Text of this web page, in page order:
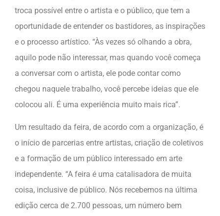
troca possível entre o artista e o público, que tem a
oportunidade de entender os bastidores, as inspirações
e o processo artístico. “Às vezes só olhando a obra,
aquilo pode não interessar, mas quando você começa
a conversar com o artista, ele pode contar como
chegou naquele trabalho, você percebe ideias que ele
colocou ali. É uma experiência muito mais rica”.
Um resultado da feira, de acordo com a organização, é
o início de parcerias entre artistas, criação de coletivos
e a formação de um público interessado em arte
independente. “A feira é uma catalisadora de muita
coisa, inclusive de público. Nós recebemos na última
edição cerca de 2.700 pessoas, um número bem